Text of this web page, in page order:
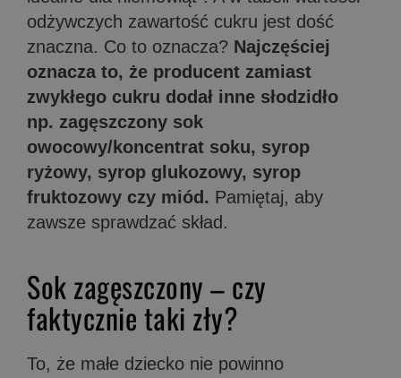
odżywczych zawartość cukru jest dość
znaczna. Co to oznacza? Najczęściej
oznacza to, że producent zamiast
zwykłego cukru dodał inne słodzidło
np. zagęszczony sok
owocowy/koncentrat soku, syrop
ryżowy, syrop glukozowy, syrop
fruktozowy czy miód. Pamiętaj, aby
zawsze sprawdzać skład.
Sok zagęszczony – czy
faktycznie taki zły?
To, że małe dziecko nie powinno